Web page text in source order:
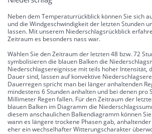
Neben dem Temperaturrückblick können Sie sich
und die Windgeschwindigkeit der letzten Stunden
lassen. Mit unserem Niederschlagsrückblick
Zeitraum es besonders nass war.
Wählen Sie den Zeitraum der letzten 48 bzw. 72
symbolisieren die blauen Balken die
Niederschlagsereignisse mit teils hoher Intensität,
Dauer sind, lassen auf konvektive
Dauerregen spricht man bei länger anhaltenden
mindestens 6 Stunden anhalten und bei denen pro
Millimeter Regen fallen. Für den Zeitraum der
blauen Balken im Diagramm die
diesem anschaulichen Balkendiagramm können
wann es längere trockene Phasen gab,
eher ein wechselhafter Witterungscharakter